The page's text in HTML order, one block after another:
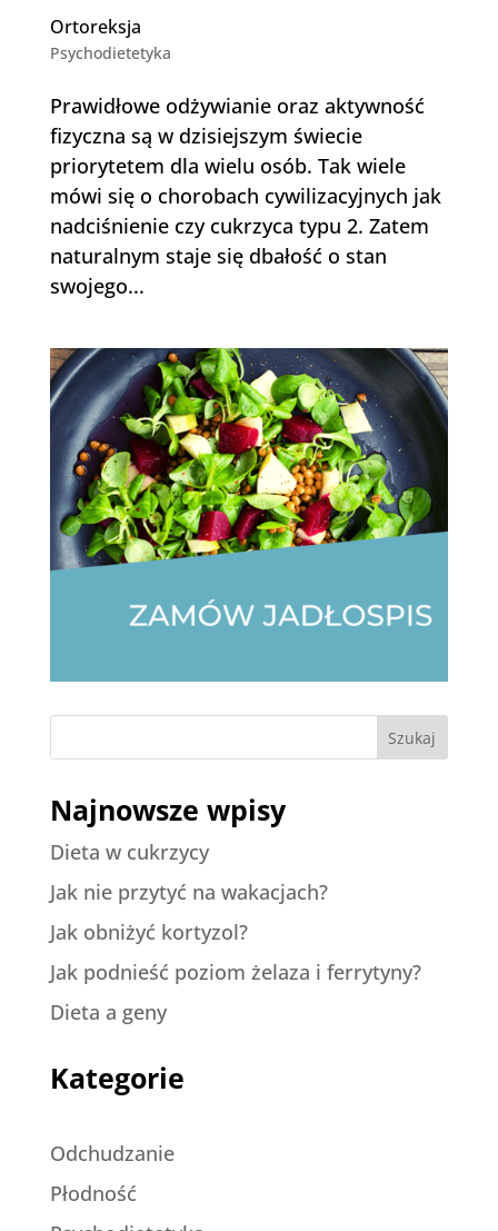
Ortoreksja
Psychodietetyka
Prawidłowe odżywianie oraz aktywność
fizyczna są w dzisiejszym świecie
priorytetem dla wielu osób. Tak wiele
mówi się o chorobach cywilizacyjnych jak
nadciśnienie czy cukrzyca typu 2. Zatem
naturalnym staje się dbałość o stan
swojego...
Szukaj
Najnowsze wpisy
Dieta w cukrzycy
Jak nie przytyć na wakacjach?
Jak obniżyć kortyzol?
Jak podnieść poziom żelaza i ferrytyny?
Dieta a geny
Kategorie
Odchudzanie
Płodność